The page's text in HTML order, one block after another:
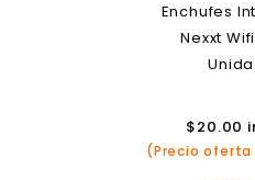
Enchufes
Nexxt
$20.00
(Precio